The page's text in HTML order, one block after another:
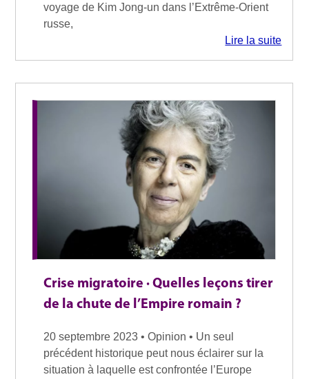
voyage de Kim Jong-un dans l’Extrême-Orient
russe,
Lire la suite
Crise migratoire · Quelles leçons tirer
de la chute de l’Empire romain ?
20 septembre 2023 • Opinion • Un seul
précédent historique peut nous éclairer sur la
situation à laquelle est confrontée l’Europe